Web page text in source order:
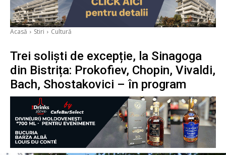
Acasă Stiri Cultură
Trei soliști de excepție, la Sinagoga
din Bistrița: Prokofiev, Chopin, Vivaldi,
Bach, Shostakovici – în program